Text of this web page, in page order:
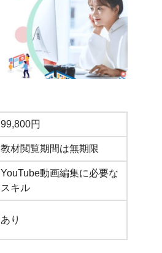
99,800円
教材閲覧期間は無期限
YouTube動画編集に必要な
スキル
あり